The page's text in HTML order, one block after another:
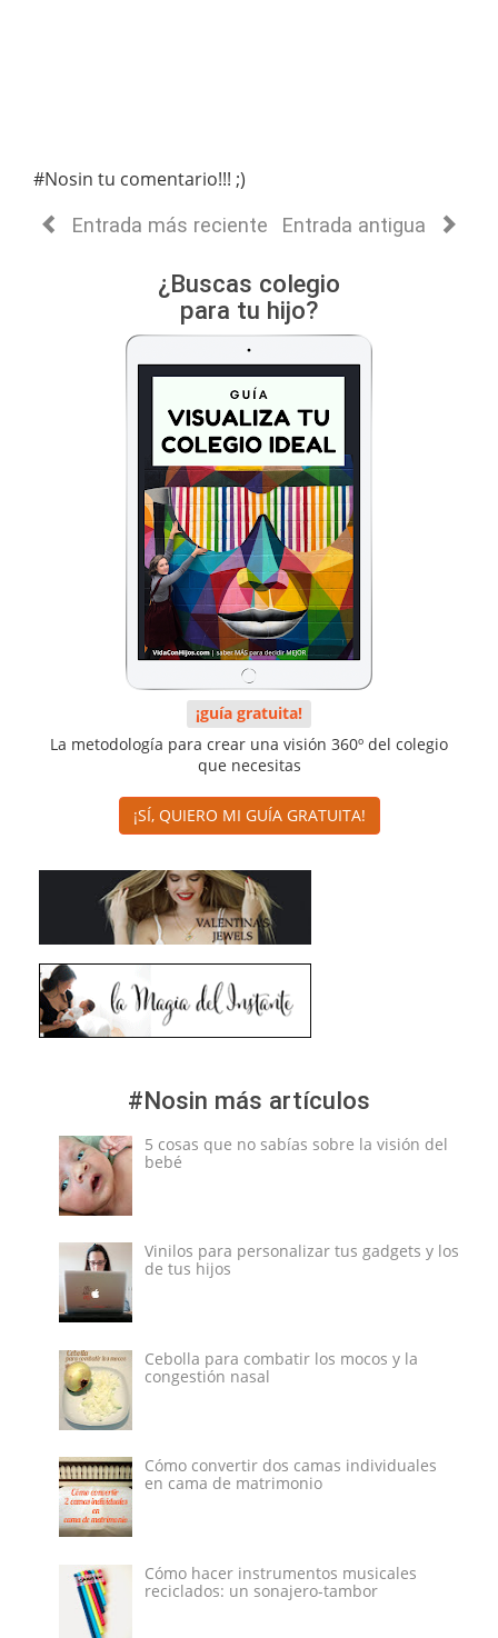
#Nosin tu comentario!!! ;)
Entrada más reciente Entrada antigua
¿Buscas colegio
para tu hijo?
¡guía gratuita!
La metodología para crear una visión 360º del colegio
que necesitas
¡SÍ, QUIERO MI GUÍA GRATUITA!
#Nosin más artículos
5 cosas que no sabías sobre la visión del
bebé
Vinilos para personalizar tus gadgets y los
de tus hijos
Cebolla para combatir los mocos y la
congestión nasal
Cómo convertir dos camas individuales
en cama de matrimonio
Cómo hacer instrumentos musicales
reciclados: un sonajero-tambor